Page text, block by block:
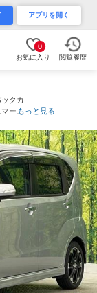
アプリを開く
0
お気に入り 閲覧履歴
クカ
ート
ート
もっと見る